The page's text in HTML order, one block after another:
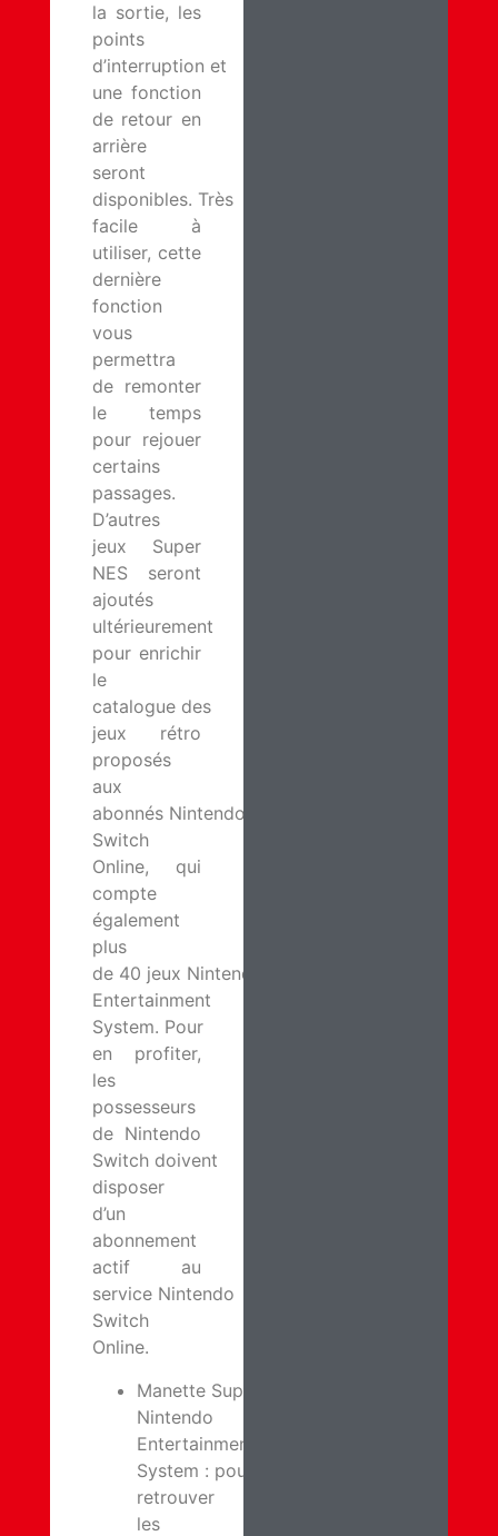
la sortie, les
points
d’interruption et
une fonction
de retour en
arrière
seront
disponibles. Très
facile à
utiliser, cette
dernière
fonction
vous
permettra
de remonter
le temps
pour rejouer
certains
passages.
D’autres
jeux Super
NES seront
ajoutés
ultérieurement
pour enrichir
le
catalogue des
jeux rétro
proposés
aux
abonnés Nintendo
Switch
Online, qui
compte
également
plus
de 40 jeux Nintendo
Entertainment
System. Pour
en profiter,
les
possesseurs
de Nintendo
Switch doivent
disposer
d’un
abonnement
actif au
service Nintendo
Switch
Online.
Manette Super
Nintendo
Entertainment
System : pour
retrouver
les